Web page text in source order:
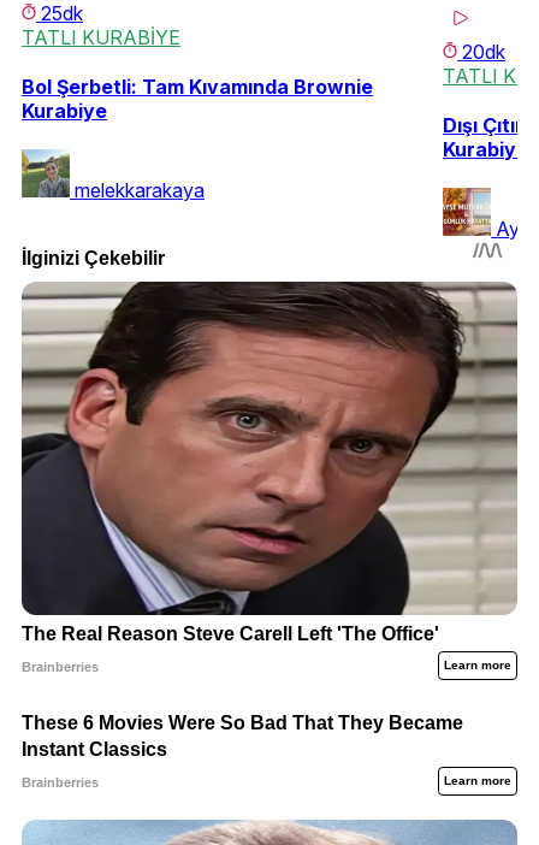
25dk
TATLI KURABİYE
Bol Şerbetli: Tam Kıvamında Brownie
Kurabiye
melekkarakaya
20dk
TATLI
Dışı
Kurabiye